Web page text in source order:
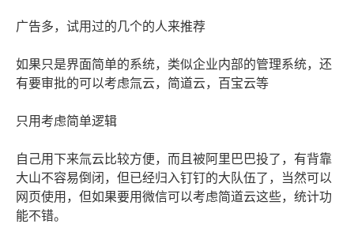
广告多，试用过的几个的人来推荐
如果只是界面简单的系统，类似企业内部的管理系统，还
有要审批的可以考虑氚云，简道云，百宝云等
只用考虑简单逻辑
自己用下来氚云比较方便，而且被阿里巴巴投了，有背靠
大山不容易倒闭，但已经归入钉钉的大队伍了，当然可以
网页使用，但如果要用微信可以考虑简道云这些，统计功
能不错。